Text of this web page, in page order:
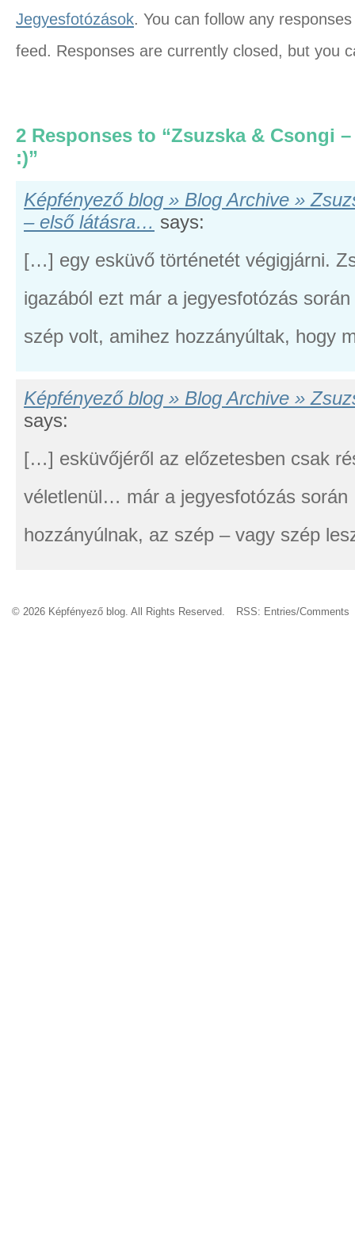
Jegyesfotózások. You can follow any
feed. Responses are currently closed, but you
2 Responses to “Zsuzska & Csongi
:)”
Képfényező blog » Blog Archive »
– első látásra… says:
[…] egy esküvő történetét végigjárni.
igazából ezt már a jegyesfotózás
szép volt, amihez hozzányúltak, hogy
Képfényező blog » Blog Archive »
says:
[…] esküvőjéről az előzetesben csak
véletlenül… már a jegyesfotózás
hozzányúlnak, az szép – vagy szép
© 2026 Képfényező blog. All Rights Reserved. RSS: Entries/Comments